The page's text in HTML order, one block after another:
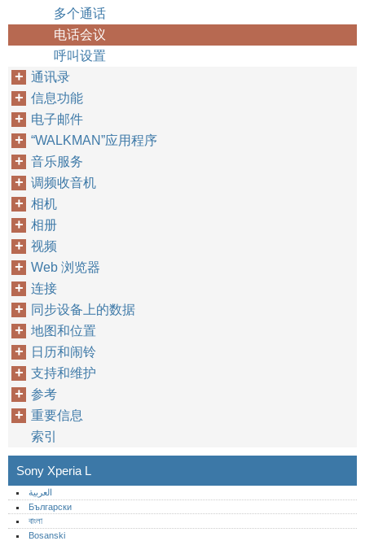
多个通话
电话会议
呼叫设置
通讯录
信息功能
电子邮件
“WALKMAN”应用程序
音乐服务
调频收音机
相机
相册
视频
Web 浏览器
连接
同步设备上的数据
地图和位置
日历和闹铃
支持和维护
参考
重要信息
索引
Sony Xperia L
العربية
Български
বাংলা
Bosanski